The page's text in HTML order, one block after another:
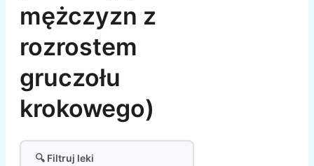
mężczyzn z
rozrostem
gruczołu
krokowego)
🔍 Filtruj leki